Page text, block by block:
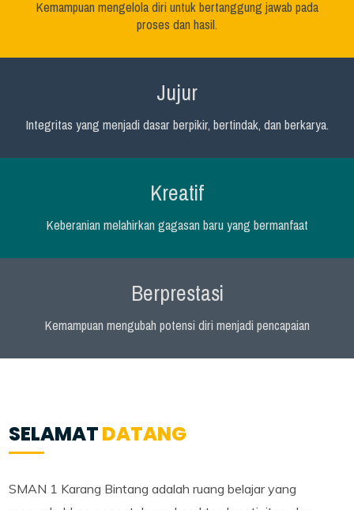
Kemampuan mengelola diri untuk bertanggung jawab pada
proses dan hasil.
Jujur
Integritas yang menjadi dasar berpikir, bertindak, dan berkarya.
Kreatif
Keberanian melahirkan gagasan baru yang bermanfaat
Berprestasi
Kemampuan mengubah potensi diri menjadi pencapaian
SELAMATDATANG
SMAN 1 Karang Bintang adalah ruang belajar yang